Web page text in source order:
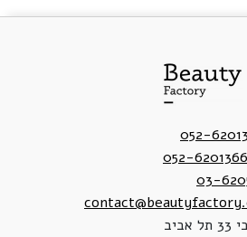
052-
052-6201366
03-